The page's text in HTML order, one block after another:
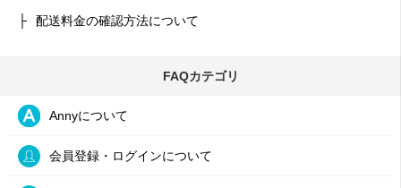
Annyについて
会員登録・ログインについて
FAQカテゴリ
配送料金の確認方法について